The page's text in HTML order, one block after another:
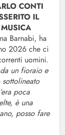
CONTI
IL
Barnabi, ha
2026 che ci
uomini.
un fioraio e
sottolineato
poca
è una
posso fare